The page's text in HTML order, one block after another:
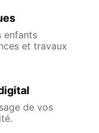
enfants
et travaux
de vos